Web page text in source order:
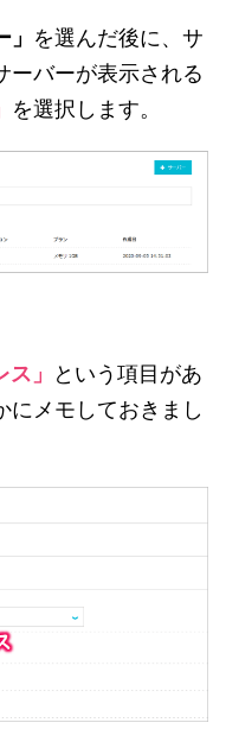
を選んだ後に、サ
ーバーが表示される
を選択します。
ス」
という項目があ
にメモしておきまし